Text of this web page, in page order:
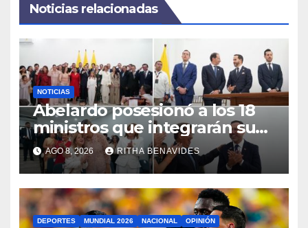
Noticias relacionadas
NOTICIAS
Abelardo posesionó a los 18
ministros que integrarán su
gabinete
AGO 8, 2026 RITHA BENAVIDES
DEPORTES MUNDIAL 2026 NACIONAL OPINIÓN